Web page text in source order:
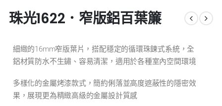
珠光1622．窄版鋁百葉簾
細緻的16mm窄版葉片，搭配穩定的循環珠鍊式系統，全
鋁材質防水不生鏽、容易清潔，適用於各種室內空間環境
多樣化的金屬烤漆款式，簡約俐落並高度遮蔽性的隱密效
果，展現更為精緻高級的金屬設計質感